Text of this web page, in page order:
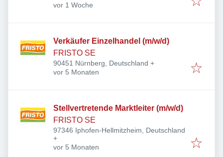
Veröffentlicht
vor 1 Woche
Verkäufer Einzelhandel (m/w/d)
FRISTO SE
90451 Nürnberg, Deutschland +
Veröffentlicht:
vor 5 Monaten
Stellvertretende Marktleiter (m/w/d)
FRISTO SE
97346 Iphofen-Hellmitzheim, Deutschland
+
Veröffentlicht:
vor 5 Monaten